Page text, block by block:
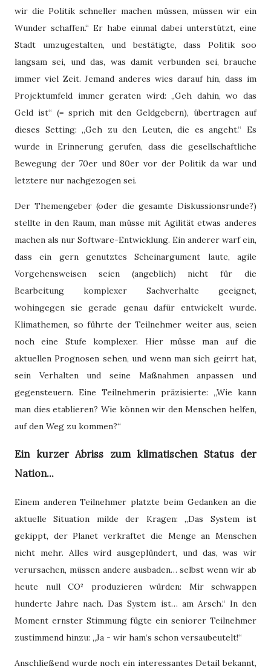
wir die Politik schneller machen müssen, müssen wir ein
Wunder schaffen.“ Er habe einmal dabei unterstützt, eine
Stadt umzugestalten, und bestätigte, dass Politik soo
langsam sei, und das, was damit verbunden sei, brauche
immer viel Zeit. Jemand anderes wies darauf hin, dass im
Projektumfeld immer geraten wird: „Geh dahin, wo das
Geld ist“ (= sprich mit den Geldgebern), übertragen auf
dieses Setting: „Geh zu den Leuten, die es angeht.“ Es
wurde in Erinnerung gerufen, dass die gesellschaftliche
Bewegung der 70er und 80er vor der Politik da war und
letztere nur nachgezogen sei.
Der Themengeber (oder die gesamte Diskussionsrunde?)
stellte in den Raum, man müsse mit Agilität etwas anderes
machen als nur Software-Entwicklung. Ein anderer warf ein,
dass ein gern genutztes Scheinargument laute, agile
Vorgehensweisen seien (angeblich) nicht für die
Bearbeitung komplexer Sachverhalte geeignet,
wohingegen sie gerade genau dafür entwickelt wurde.
Klimathemen, so führte der Teilnehmer weiter aus, seien
noch eine Stufe komplexer. Hier müsse man auf die
aktuellen Prognosen sehen, und wenn man sich geirrt hat,
sein Verhalten und seine Maßnahmen anpassen und
gegensteuern. Eine Teilnehmerin präzisierte: „Wie kann
man dies etablieren? Wie können wir den Menschen helfen,
auf den Weg zu kommen?“
Ein kurzer Abriss zum klimatischen Status der
Nation...
Einem anderen Teilnehmer platzte beim Gedanken an die
aktuelle Situation milde der Kragen: „Das System ist
gekippt, der Planet verkraftet die Menge an Menschen
nicht mehr. Alles wird ausgeplündert, und das, was wir
verursachen, müssen andere ausbaden… selbst wenn wir ab
heute null CO² produzieren würden: Mir schwappen
hunderte Jahre nach. Das System ist… am Arsch.“ In den
Moment ernster Stimmung fügte ein seniorer Teilnehmer
zustimmend hinzu: „Ja - wir ham‘s schon versaubeutelt!“
Anschließend wurde noch ein interessantes Detail bekannt,